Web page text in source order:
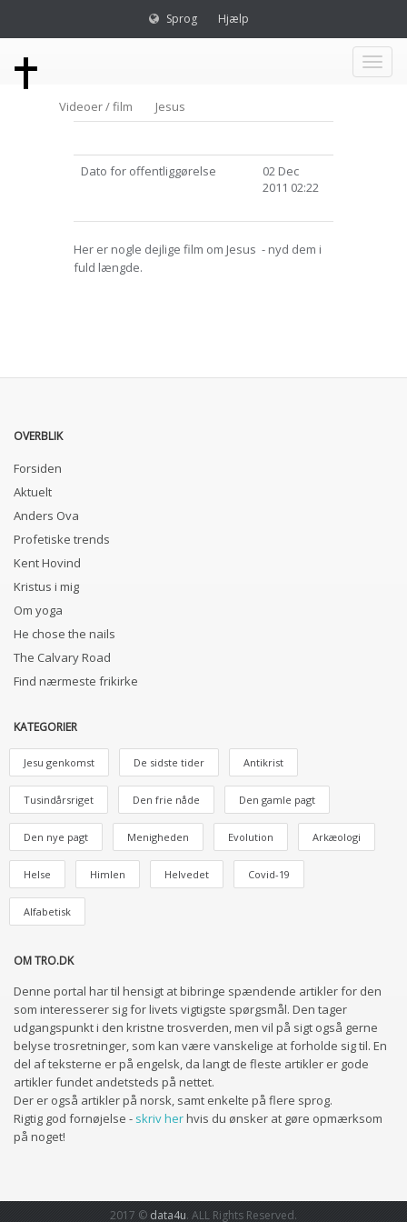
Sprog Hjælp
Toggle
Videoer / film Jesus
Dato for offentliggørelse
02 Dec
2011 02:22
Her er nogle dejlige film om Jesus - nyd dem i
fuld længde.
OVERBLIK
Forsiden
Aktuelt
Anders Ova
Profetiske trends
Kent Hovind
Kristus i mig
Om yoga
He chose the nails
The Calvary Road
Find nærmeste frikirke
KATEGORIER
Jesu genkomst De sidste tider Antikrist
Tusindårsriget Den frie nåde Den gamle pagt
Den nye pagt Menigheden Evolution Arkæologi
Helse Himlen Helvedet Covid-19
Alfabetisk
OM TRO.DK
Denne portal har til hensigt at bibringe spændende artikler for den
som interesserer sig for livets vigtigste spørgsmål. Den tager
udgangspunkt i den kristne trosverden, men vil på sigt også gerne
belyse trosretninger, som kan være vanskelige at forholde sig til. En
del af teksterne er på engelsk, da langt de fleste artikler er gode
artikler fundet andetsteds på nettet.
Der er også artikler på norsk, samt enkelte på flere sprog.
Rigtig god fornøjelse - skriv herhvis du ønsker at gøre opmærksom
på noget!
2017 © data4u. ALL Rights Reserved.